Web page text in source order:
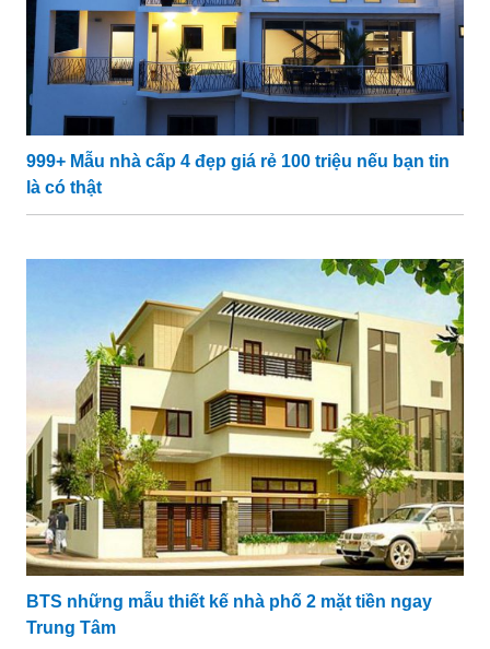
999+ Mẫu nhà cấp 4 đẹp giá rẻ 100 triệu nếu bạn tin
là có thật
BTS những mẫu thiết kế nhà phố 2 mặt tiền ngay
Trung Tâm